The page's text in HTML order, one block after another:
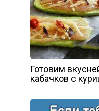
Готовим
кабачков с